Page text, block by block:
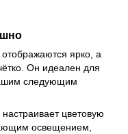
ярко, а
Он идеален для
следующим
цветовую
освещением,